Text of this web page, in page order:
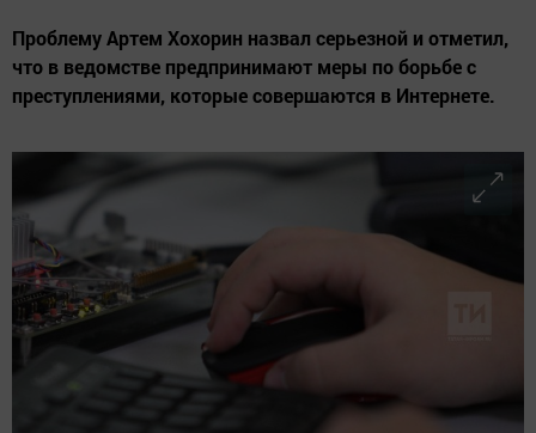
Проблему Артем Хохорин назвал серьезной и отметил,
что в ведомстве предпринимают меры по борьбе с
преступлениями, которые совершаются в Интернете.